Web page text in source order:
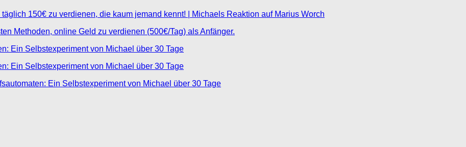
150€ zu verdienen, die kaum jemand kennt! | Michaels Reaktion auf Marius Worch
Methoden, online Geld zu verdienen (500€/Tag) als Anfänger.
Ein Selbstexperiment von Michael über 30 Tage
Ein Selbstexperiment von Michael über 30 Tage
Ein Selbstexperiment von Michael über 30 Tage